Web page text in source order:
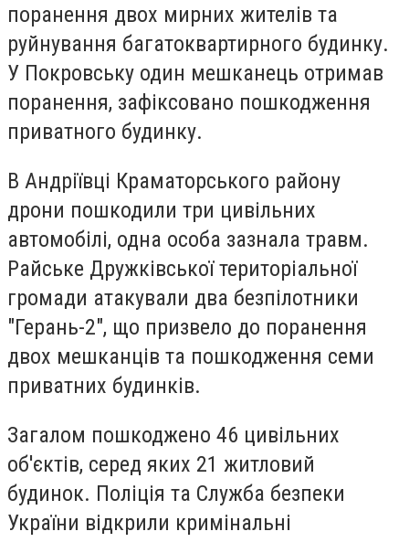
поранення двох мирних жителів та
руйнування багатоквартирного будинку.
У Покровську один мешканець отримав
поранення, зафіксовано пошкодження
приватного будинку.
В Андріївці Краматорського району
дрони пошкодили три цивільних
автомобілі, одна особа зазнала травм.
Райське Дружківської територіальної
громади атакували два безпілотники
"Герань-2", що призвело до поранення
двох мешканців та пошкодження семи
приватних будинків.
Загалом пошкоджено 46 цивільних
об'єктів, серед яких 21 житловий
будинок. Поліція та Служба безпеки
України відкрили кримінальні